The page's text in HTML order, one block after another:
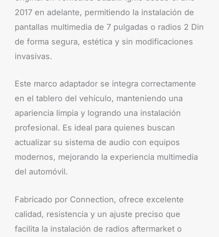
2017 en adelante, permitiendo la instalación de
pantallas multimedia de 7 pulgadas o radios 2 Din
de forma segura, estética y sin modificaciones
invasivas.
Este marco adaptador se integra correctamente
en el tablero del vehículo, manteniendo una
apariencia limpia y logrando una instalación
profesional. Es ideal para quienes buscan
actualizar su sistema de audio con equipos
modernos, mejorando la experiencia multimedia
del automóvil.
Fabricado por Connection, ofrece excelente
calidad, resistencia y un ajuste preciso que
facilita la instalación de radios aftermarket o